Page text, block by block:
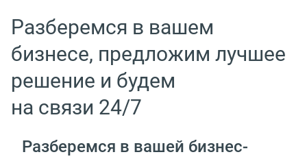
Разберемся в вашем
бизнесе, предложим лучшее
решение и будем
на связи 24/7
Разберемся в вашей бизнес-